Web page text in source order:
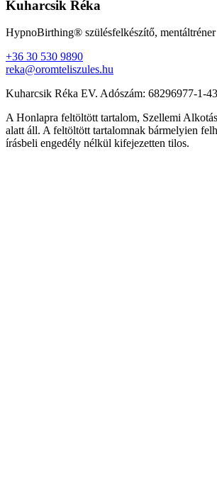
Kuharcsik Réka
HypnoBirthing® szülésfelkészítő, mentáltréner
+36 30 530 9890
reka@oromteliszules.hu
Kuharcsik Réka EV. Adószám: 68296977-1-43
A Honlapra feltöltött tartalom, Szellemi
alatt áll. A feltöltött tartalomnak bármelyien
írásbeli engedély nélkül kifejezetten tilos.